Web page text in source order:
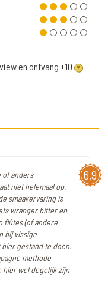
en ontvang +10
6,9
of anders
niet helemaal op.
smaakervaring is
wranger bitter en
flûtes (of andere
bij vissige
gestand te doen.
methode
hier wel degelijk zijn